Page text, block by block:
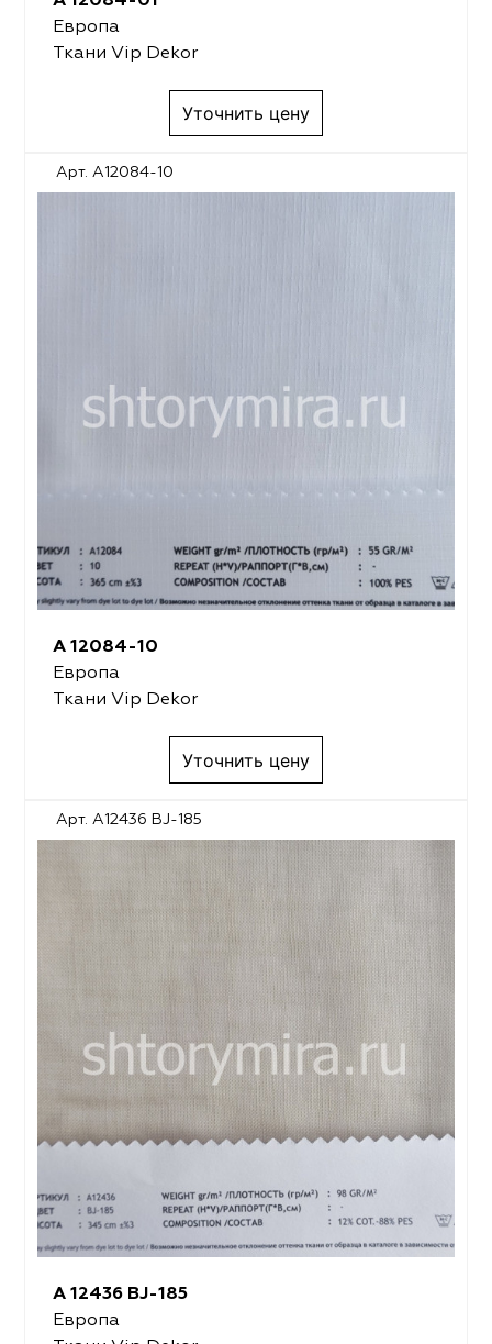
Европа
Ткани Vip Dekor
Уточнить цену
Арт. A12084-10
A 12084-10
Европа
Ткани Vip Dekor
Уточнить цену
Арт. A12436 BJ-185
A 12436 BJ-185
Европа